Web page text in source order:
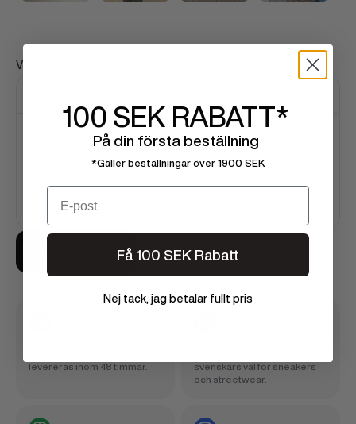
levereras inom 48 timmar.
svenskars val för sneakers
och streetwear.
Vanliga frågor
Är produkterna äkta?
Hur väljer jag rätt storlek?
100 SEK RABATT*
På din första beställning
*Gäller beställningar över 1900 SEK
Email
Få 100 SEK Rabatt
Nej tack, jag betalar fullt pris